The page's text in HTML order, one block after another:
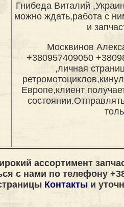
Гнибеда Виталий
можно ждать,работа с
и
Москвинов
+380957409050
,личная
Европе,клиент
ассортимент
с нами по телефону
Контактыи